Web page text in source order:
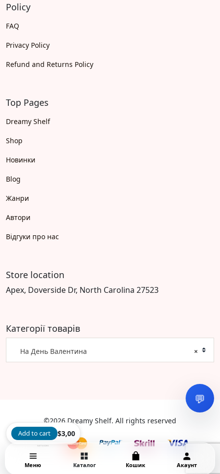
Policy
FAQ
Privacy Policy
Refund and Returns Policy
Top Pages
Dreamy Shelf
Shop
Новинки
Blog
Жанри
Автори
Відгуки про нас
Store location
Apex, Doverside Dr, North Carolina 27523
Категорії товарів
×
На День Валентина
©2026 Dreamy Shelf. All rights reserved
💬
Меню Каталог Кошик Акаунт
Add to cart $3,00